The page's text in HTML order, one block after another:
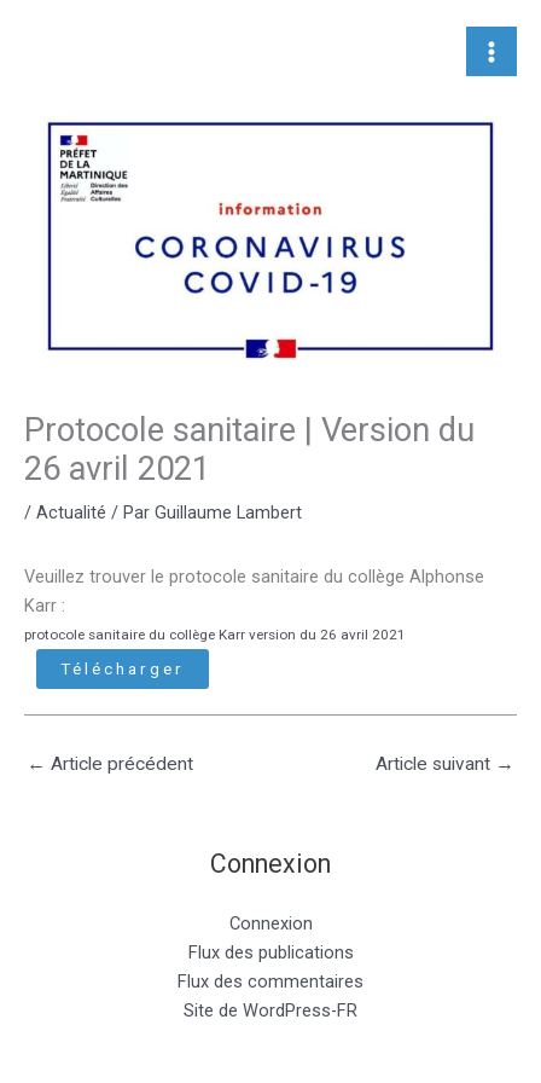
Protocole sanitaire | Version du
26 avril 2021
/ Actualité / Par Guillaume Lambert
Veuillez trouver le protocole sanitaire du collège Alphonse
Karr :
protocole sanitaire du collège Karr version du 26 avril 2021
Télécharger
← Article précédent Article suivant →
Connexion
Connexion
Flux des publications
Flux des commentaires
Site de WordPress-FR